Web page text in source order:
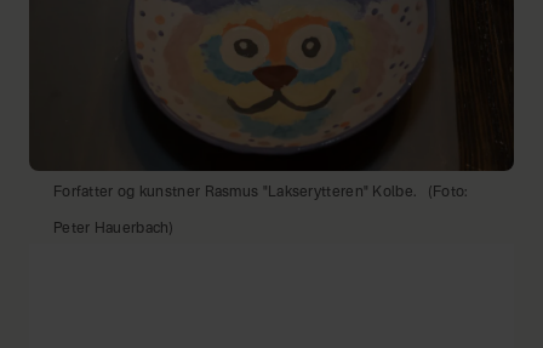
Forfatter og kunstner Rasmus "Lakserytteren" Kolbe. (Foto:
Peter Hauerbach)